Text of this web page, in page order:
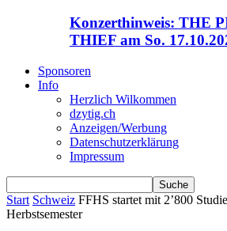
Konzerthinweis: THE
THIEF am So.
Sponsoren
Info
Herzlich Wilkommen
dzytig.ch
Anzeigen/Werbung
Datenschutzerklärung
Impressum
Start Schweiz FFHS startet mit 2’800
Herbstsemester